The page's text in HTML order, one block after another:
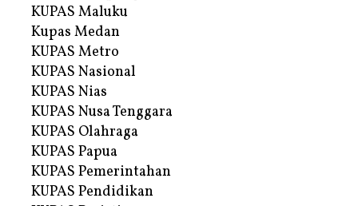
KUPAS Maluku
Kupas Medan
KUPAS Metro
KUPAS Nasional
KUPAS Nias
KUPAS Nusa Tenggara
KUPAS Olahraga
KUPAS Papua
KUPAS Pemerintahan
KUPAS Pendidikan